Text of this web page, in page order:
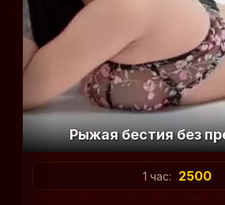
Рыжая бестия без
1 час: 2500